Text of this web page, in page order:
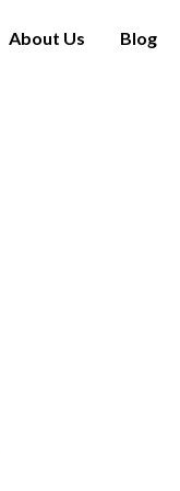
About Us Blog